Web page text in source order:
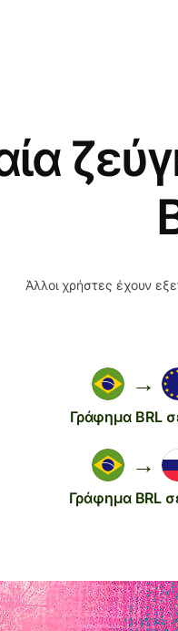
Άλλοι χρήστες έχουν
→
Γράφημα BRL
→
Γράφημα BRL